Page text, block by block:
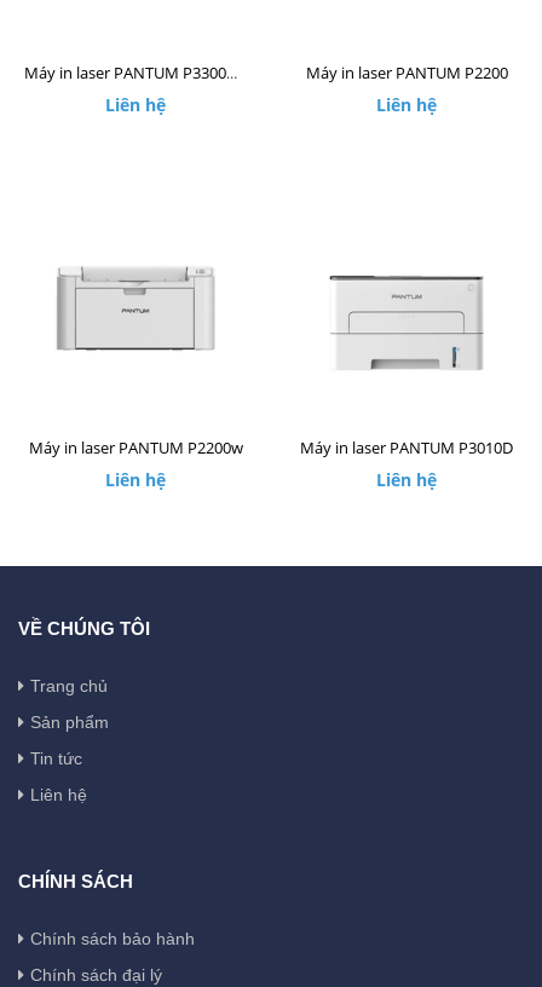
Máy in laser PANTUM P3300DW
Liên hệ
Máy in laser PANTUM P2200
Liên hệ
Máy in laser PANTUM P2200w
Liên hệ
Máy in laser PANTUM P3010D
Liên hệ
VỀ CHÚNG TÔI
Trang chủ
Sản phẩm
Tin tức
Liên hệ
CHÍNH SÁCH
Chính sách bảo hành
Chính sách đại lý